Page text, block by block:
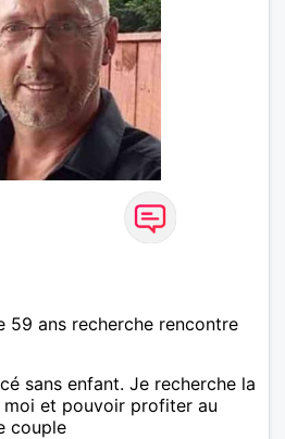
59 ans recherche rencontre
sans enfant. Je recherche la
moi et pouvoir profiter au
couple